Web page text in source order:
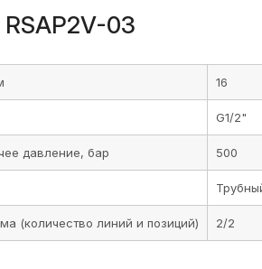
03
16
G1/2"
давление, бар 500
(количество линий и позиций) 2/2